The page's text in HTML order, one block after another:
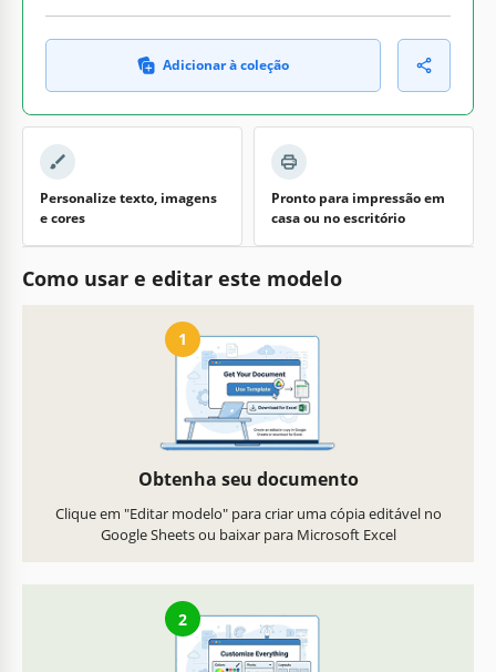
Adicionar à coleção
Personalize texto, imagens
e cores
Pronto para impressão em
casa ou no escritório
Como usar e editar este modelo
1
Obtenha seu documento
Clique em "Editar modelo" para criar uma cópia editável no
Google Sheets ou baixar para Microsoft Excel
2